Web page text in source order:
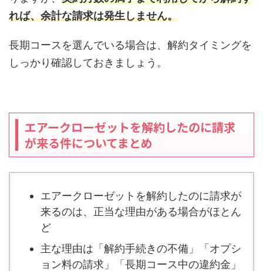
れば、余計な請求は発生しません。
長期コースを選んでいる場合は、解約タイミングを
しっかり確認しておきましょう。
エアークローゼットを解約したのに請求
が来る件についてまとめ
エアークローゼットを解約したのに請求が
来るのは、正当な理由がある場合がほとん
ど
主な理由は「解約手続きの不備」「オプシ
ョン料の請求」「長期コース中の違約金」